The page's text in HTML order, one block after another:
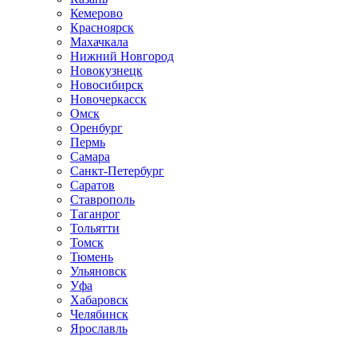
Кемерово
Красноярск
Махачкала
Нижний Новгород
Новокузнецк
Новосибирск
Новочеркаcск
Омск
Оренбург
Пермь
Самара
Санкт-Петербург
Саратов
Ставрополь
Таганрог
Тольятти
Томск
Тюмень
Ульяновск
Уфа
Хабаровск
Челябинск
Ярославль